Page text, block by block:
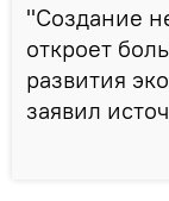
"Создание
откроет
развития
заявил